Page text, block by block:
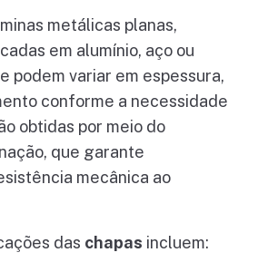
metálicas planas,
em alumínio, aço ou
podem variar em espessura,
conforme a necessidade
obtidas por meio do
que garante
mecânica ao
das chapas incluem: